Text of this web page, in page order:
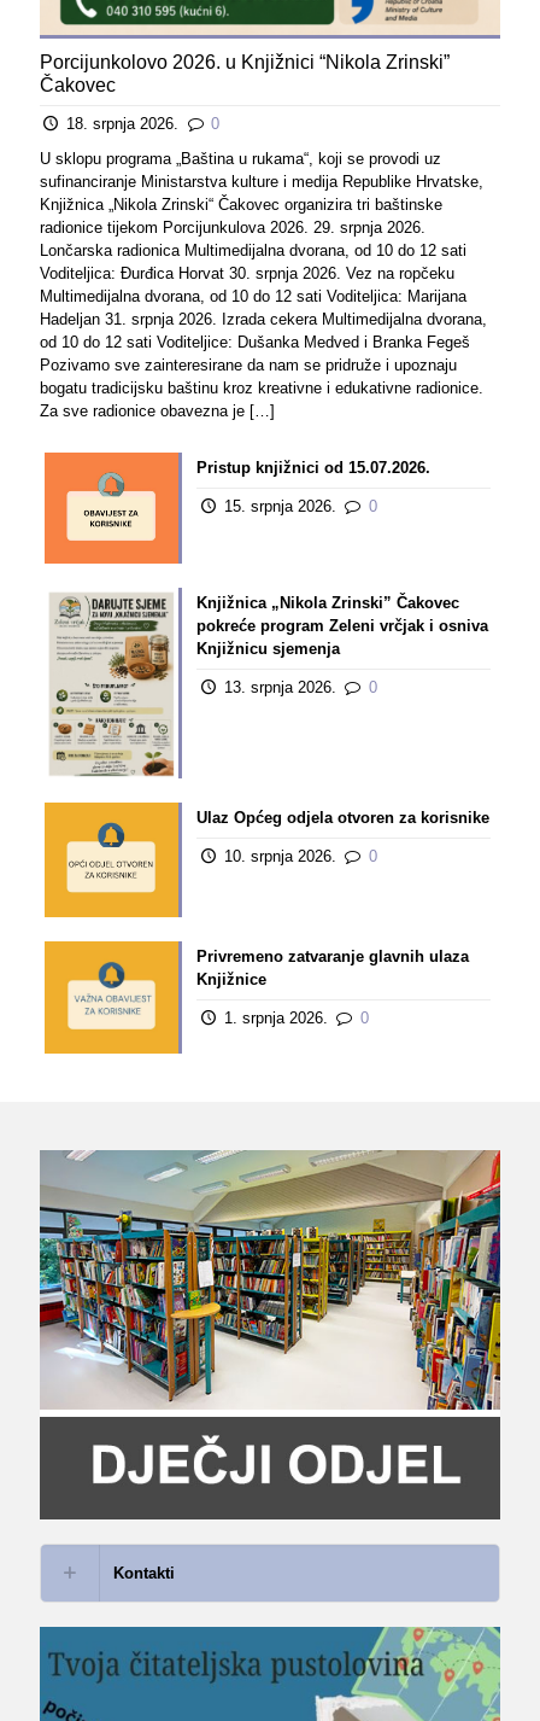
Porcijunkolovo 2026. u Knjižnici “Nikola Zrinski”
Čakovec
18. srpnja 2026.
0
U sklopu programa „Baština u rukama“, koji se provodi uz
sufinanciranje Ministarstva kulture i medija Republike Hrvatske,
Knjižnica „Nikola Zrinski“ Čakovec organizira tri baštinske
radionice tijekom Porcijunkulova 2026. 29. srpnja 2026.
Lončarska radionica Multimedijalna dvorana, od 10 do 12 sati
Voditeljica: Đurđica Horvat 30. srpnja 2026. Vez na ropčeku
Multimedijalna dvorana, od 10 do 12 sati Voditeljica: Marijana
Hadeljan 31. srpnja 2026. Izrada cekera Multimedijalna dvorana,
od 10 do 12 sati Voditeljice: Dušanka Medved i Branka Fegeš
Pozivamo sve zainteresirane da nam se pridruže i upoznaju
bogatu tradicijsku baštinu kroz kreativne i edukativne radionice.
Za sve radionice obavezna je […]
Pristup knjižnici od 15.07.2026.
15. srpnja 2026. 0
Knjižnica „Nikola Zrinski” Čakovec
pokreće program Zeleni vrčjak i osniva
Knjižnicu sjemenja
13. srpnja 2026. 0
Ulaz Općeg odjela otvoren za korisnike
10. srpnja 2026. 0
Privremeno zatvaranje glavnih ulaza
Knjižnice
1. srpnja 2026. 0
Kontakti